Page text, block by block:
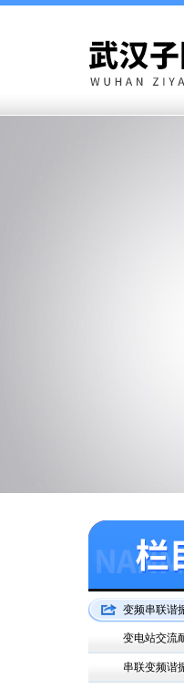
变频串联谐
变电站交流
串联变频谐